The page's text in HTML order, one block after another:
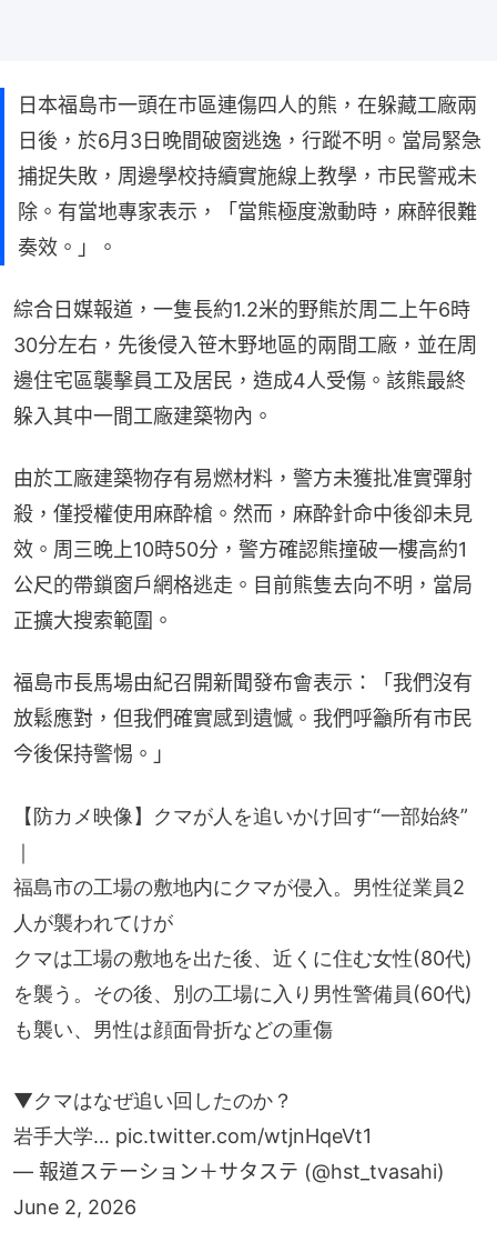
日本福島市一頭在市區連傷四人的熊，在躲藏工廠兩
日後，於6月3日晚間破窗逃逸，行蹤不明。當局緊急
捕捉失敗，周邊學校持續實施線上教學，市民警戒未
除。有當地專家表示，「當熊極度激動時，麻醉很難
奏效。」。
綜合日媒報道，一隻長約1.2米的野熊於周二上午6時
30分左右，先後侵入笹木野地區的兩間工廠，並在周
邊住宅區襲擊員工及居民，造成4人受傷。該熊最終
躲入其中一間工廠建築物內。
由於工廠建築物存有易燃材料，警方未獲批准實彈射
殺，僅授權使用麻酔槍。然而，麻酔針命中後卻未見
效。周三晚上10時50分，警方確認熊撞破一樓高約1
公尺的帶鎖窗戶網格逃走。目前熊隻去向不明，當局
正擴大搜索範圍。
福島市長馬場由紀召開新聞發布會表示：「我們沒有
放鬆應對，但我們確實感到遺憾。我們呼籲所有市民
今後保持警惕。」
【防カメ映像】クマが人を追いかけ回す“一部始終”
｜
福島市の工場の敷地内にクマが侵入。男性従業員2
人が襲われてけが
クマは工場の敷地を出た後、近くに住む女性(80代)
を襲う。その後、別の工場に入り男性警備員(60代)
も襲い、男性は顔面骨折などの重傷
▼クマはなぜ追い回したのか？
岩手大学… pic.twitter.com/wtjnHqeVt1
— 報道ステーション＋サタステ (@hst_tvasahi)
June 2, 2026